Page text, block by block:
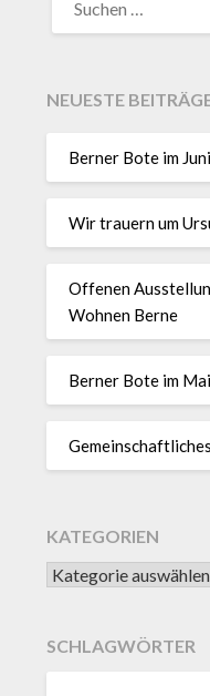
NEUESTE
Berner Bote im
Wir trauern um
Offenen
Wohnen Berne
Berner Bote im
KATEGORIEN
SCHLAGWÖRTER